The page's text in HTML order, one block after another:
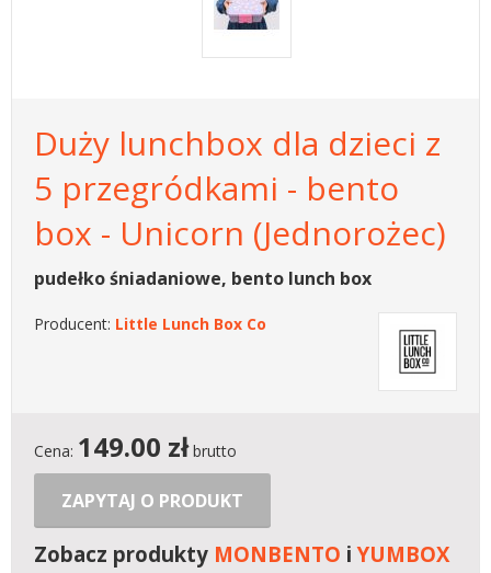
Duży lunchbox dla dzieci z
5 przegródkami - bento
box - Unicorn (Jednorożec)
pudełko śniadaniowe, bento lunch box
Producent: Little Lunch Box Co
Cena: 149.00 złbrutto
ZAPYTAJ O PRODUKT
Zobacz produkty MONBENTO iYUMBOX